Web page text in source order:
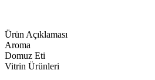
Ürün Açıklaması
Aroma
Domuz Eti
Vitrin Ürünleri